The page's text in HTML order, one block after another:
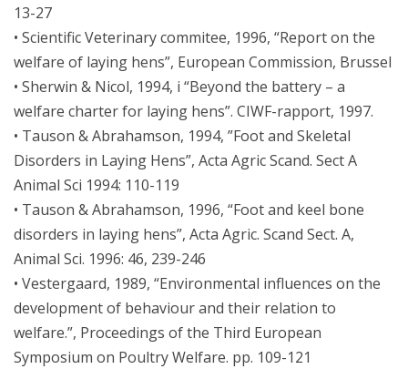
13-27
• Scientific Veterinary commitee, 1996, “Report on the
welfare of laying hens”, European Commission, Brussel
• Sherwin & Nicol, 1994, i “Beyond the battery – a
welfare charter for laying hens”. CIWF-rapport, 1997.
• Tauson & Abrahamson, 1994, ”Foot and Skeletal
Disorders in Laying Hens”, Acta Agric Scand. Sect A
Animal Sci 1994: 110-119
• Tauson & Abrahamson, 1996, “Foot and keel bone
disorders in laying hens”, Acta Agric. Scand Sect. A,
Animal Sci. 1996: 46, 239-246
• Vestergaard, 1989, “Environmental influences on the
development of behaviour and their relation to
welfare.”, Proceedings of the Third European
Symposium on Poultry Welfare. pp. 109-121